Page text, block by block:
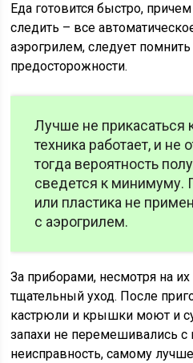
Еда готовится быстро,
следить – все
аэрогрилем, следует
предосторожности.
Лучше не прикасаться
техника работает, и не
тогда вероятность
сведется к минимуму.
или пластика не
с аэрогрилем.
За приборами, несмотря на
тщательный уход. После
кастрюли и крышки моют и
запахи не перемешивались
неисправность, самому